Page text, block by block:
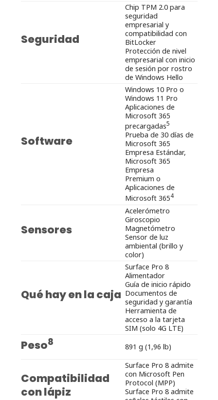
Seguridad
Chip TPM 2.0 para
seguridad
empresarial y
compatibilidad con
BitLocker
Protección de nivel
empresarial con inicio
de sesión por rostro
de Windows Hello
Software
Windows 10 Pro o
Windows 11 Pro
Aplicaciones de
Microsoft 365
precargadas5
Prueba de 30 días de
Microsoft 365
Empresa Estándar,
Microsoft 365
Empresa
Premium o
Aplicaciones de
Microsoft 3654
Sensores
Acelerómetro
Giroscopio
Magnetómetro
Sensor de luz
ambiental (brillo y
color)
Qué hay en la caja
Surface Pro 8
Alimentador
Guía de inicio rápido
Documentos de
seguridad y garantía
Herramienta de
acceso a la tarjeta
SIM (solo 4G LTE)
Peso8 891 g (1,96 lb)
Compatibilidad
con lápiz
Surface Pro 8 admite
con Microsoft Pen
Protocol (MPP)
Surface Pro 8 admite